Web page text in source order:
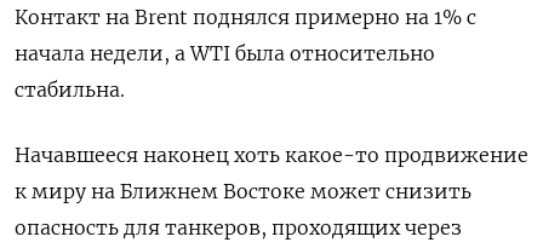
Контакт на Brent поднялся примерно на 1% с
начала недели, а WTI была относительно
стабильна.
Начавшееся наконец хоть какое-то продвижение
к миру на Ближнем Востоке может снизить
опасность для танкеров, проходящих через